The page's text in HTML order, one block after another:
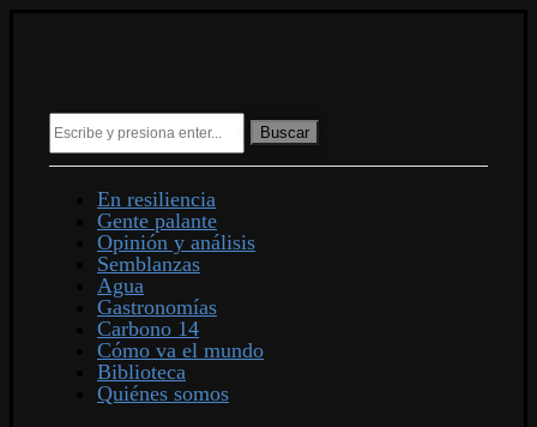
Buscar
En resiliencia
Gente palante
Opinión y análisis
Semblanzas
Agua
Gastronomías
Carbono 14
Cómo va el mundo
Biblioteca
Quiénes somos